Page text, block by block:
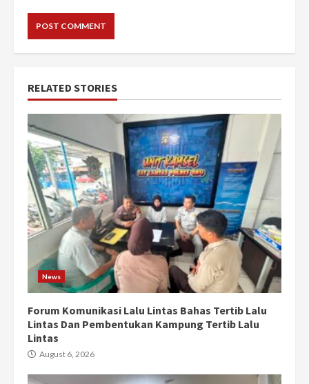
RELATED STORIES
News
Forum Komunikasi Lalu Lintas Bahas Tertib Lalu
Lintas Dan Pembentukan Kampung Tertib Lalu
Lintas
August 6, 2026